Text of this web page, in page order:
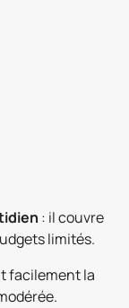
: il couvre
limités.
facilement la